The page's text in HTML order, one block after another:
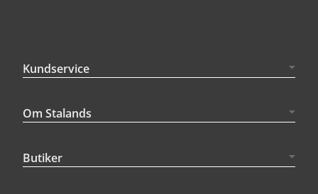
Kundservice
Om Stalands
Butiker